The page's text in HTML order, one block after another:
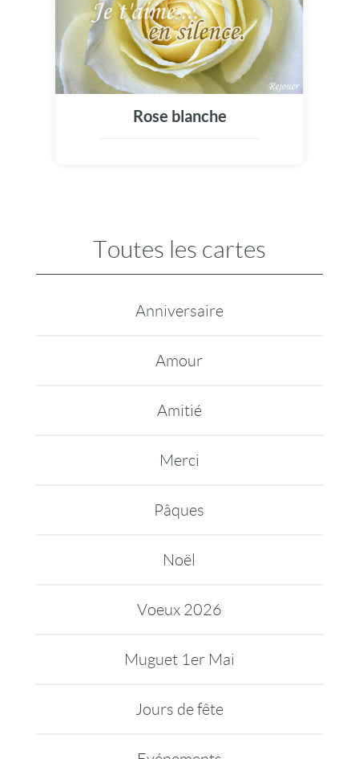
Rose blanche
Toutes les cartes
Anniversaire
Amour
Amitié
Merci
Pâques
Noël
Voeux 2026
Muguet 1er Mai
Jours de fête